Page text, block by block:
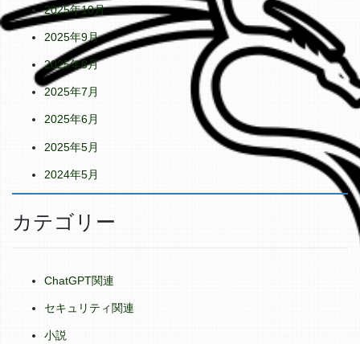
2025年10月
2025年9月
2025年8月
2025年7月
2025年6月
2025年5月
2024年5月
カテゴリー
ChatGPT関連
セキュリティ関連
小説